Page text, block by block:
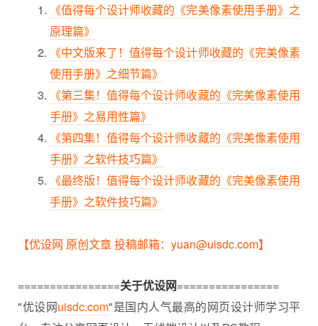
《值得每个设计师收藏的《完美像素使用手册》之
原理篇》
《中文版来了！值得每个设计师收藏的《完美像素
使用手册》之细节篇》
《第三集！值得每个设计师收藏的《完美像素使用
手册》之易用性篇》
《第四集！值得每个设计师收藏的《完美像素使用
手册》之软件技巧篇》
《最终版！值得每个设计师收藏的《完美像素使用
手册》之软件技巧篇》
【优设网 原创文章 投稿邮箱：yuan@uisdc.com】
================关于优设网================
"优设网uisdc.com"是国内人气最高的网页设计师学习平